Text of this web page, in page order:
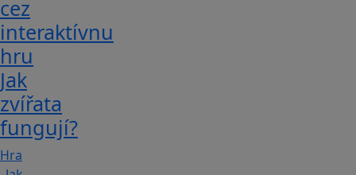
cez
interaktívnu
hru
Jak
zvířata
fungují?
Hra